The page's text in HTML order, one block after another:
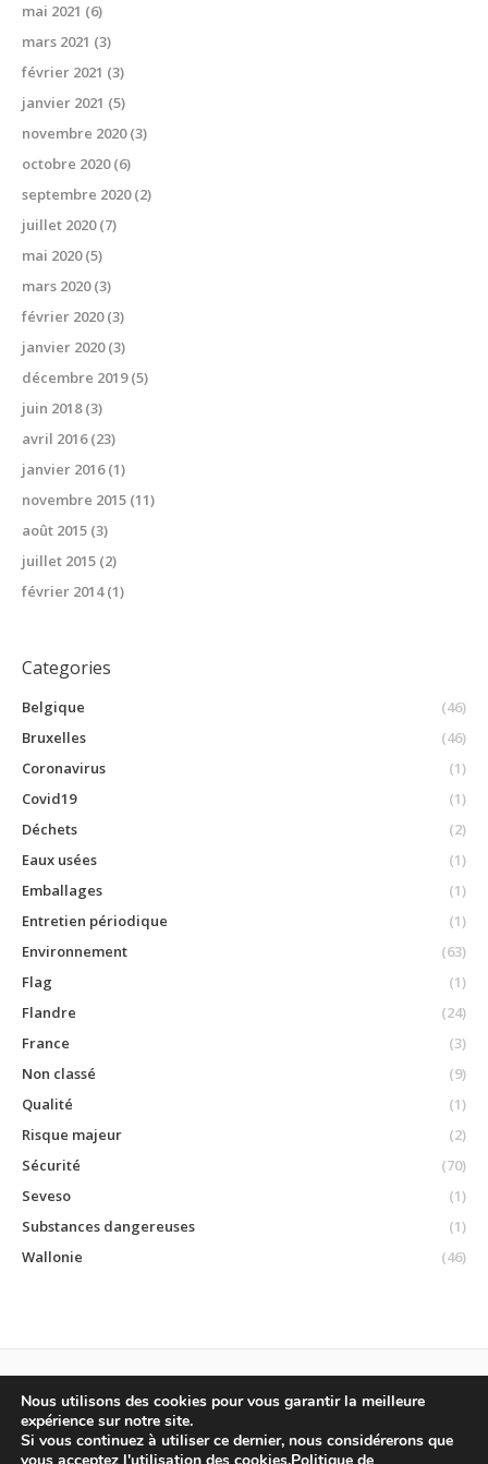
mai 2021 (6)
mars 2021 (3)
février 2021 (3)
janvier 2021 (5)
novembre 2020(3)
octobre 2020(6)
septembre 2020(2)
juillet 2020(7)
mai 2020(5)
mars 2020(3)
février 2020(3)
janvier 2020(3)
décembre 2019(5)
juin 2018(3)
avril 2016(23)
janvier 2016(1)
novembre 2015 (11)
août 2015 (3)
juillet 2015 (2)
février 2014(1)
Categories
Belgique
(46)
Bruxelles
(46)
Coronavirus
(1)
Covid19
(1)
Déchets
(2)
Eaux usées
(1)
Emballages
(1)
Entretien périodique
(1)
Environnement
(63)
Flag
(1)
Flandre
(24)
France
(3)
Non classé
(9)
Qualité
(1)
Risque majeur
(2)
Sécurité
(70)
Seveso
(1)
Substances dangereuses
(1)
Wallonie
(46)
ECOBEL sprl © 2015
Sentier du train n°1, 1390 Grez-Doiceau • Tél : +32 (0)10/88 10 25 • Fax :
Nous utilisons des cookies pour vous garantir la meilleure
expérience sur notre site.
Si vous continuez à utiliser ce dernier, nous considérerons que